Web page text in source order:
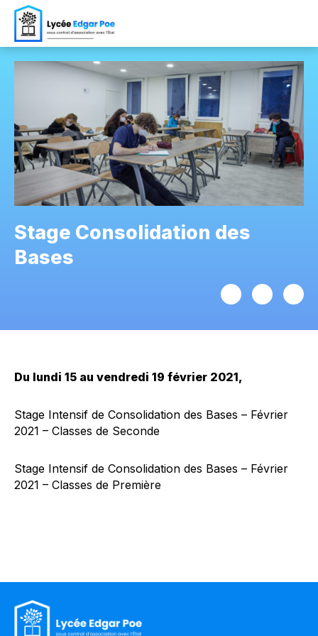
Stage Consolidation des
Bases
Du lundi 15 au vendredi 19 février 2021,
Stage Intensif de Consolidation des Bases – Février
2021 – Classes de Seconde
Stage Intensif de Consolidation des Bases – Février
2021 – Classes de Première